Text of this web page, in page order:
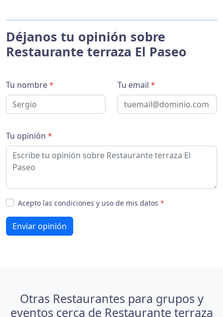
Déjanos tu opinión sobre
Restaurante terraza El Paseo
Tu nombre* Tu email *
Tu opinión *
Acepto las condiciones y uso de mis datos *
Enviar opinión
Otras Restaurantes para grupos y
eventos cerca de Restaurante terraza